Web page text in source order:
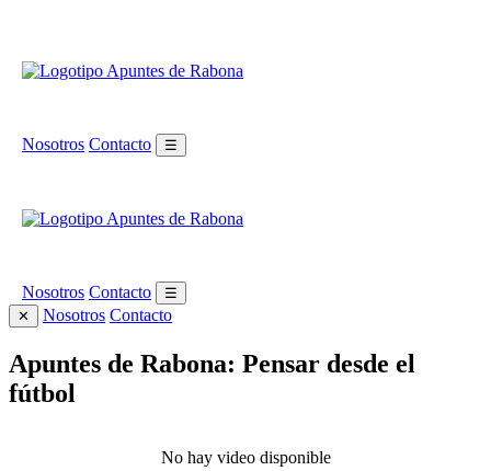
Nosotros Contacto ☰
Nosotros Contacto
☰
✕
Nosotros Contacto
Apuntes de Rabona: Pensar desde el
fútbol
No hay video disponible